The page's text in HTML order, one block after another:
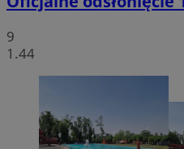
9
1.44